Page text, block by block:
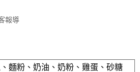
報導
麵粉、奶油、奶粉、雞蛋、砂糖